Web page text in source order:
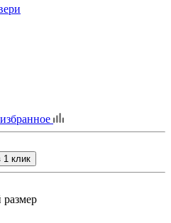
1 клик
размер